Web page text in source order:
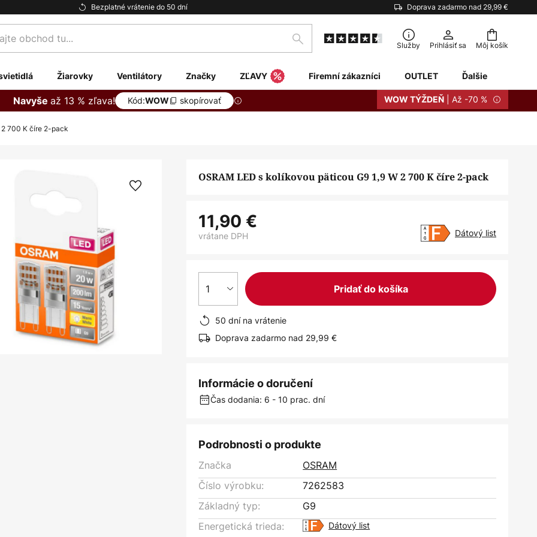
Bezplatné vrátenie do 50 dní Doprava zadarmo nad 29,99 €
Môj košík
Hľadať Služby Prihlásiť sa
Žiarovky Ventilátory Značky ZĽAVY Firemní zákazníci OUTLET Ďalšie
Navyše až 13 % zľava! Kód:WOW skopírovať WOW TÝŽDEŇ | Až -70 %
2 700 K číre 2-pack
OSRAM LED s kolíkovou päticou G9 1,9 W 2 700 K číre 2-pack
11,90 €
vrátane DPH Dátový list
1 Pridať do košíka
50 dní na vrátenie
Doprava zadarmo nad 29,99 €
Informácie o doručení
Čas dodania: 6 - 10 prac. dní
Podrobnosti o produkte
Značka
OSRAM
Číslo výrobku:
7262583
Základný typ:
G9
Energetická trieda:
Dátový list